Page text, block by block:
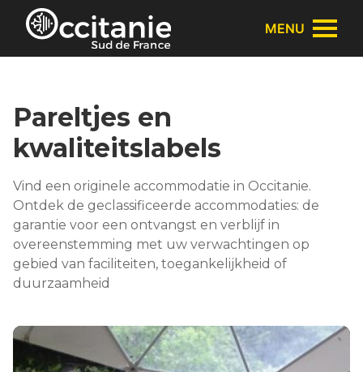
Cookies beheer paneel
MENU
Pareltjes en
kwaliteitslabels
Vind een originele accommodatie in Occitanie.
Ontdek de geclassificeerde accommodaties: de
garantie voor een ontvangst en verblijf in
overeenstemming met uw verwachtingen op
gebied van faciliteiten, toegankelijkheid of
duurzaamheid